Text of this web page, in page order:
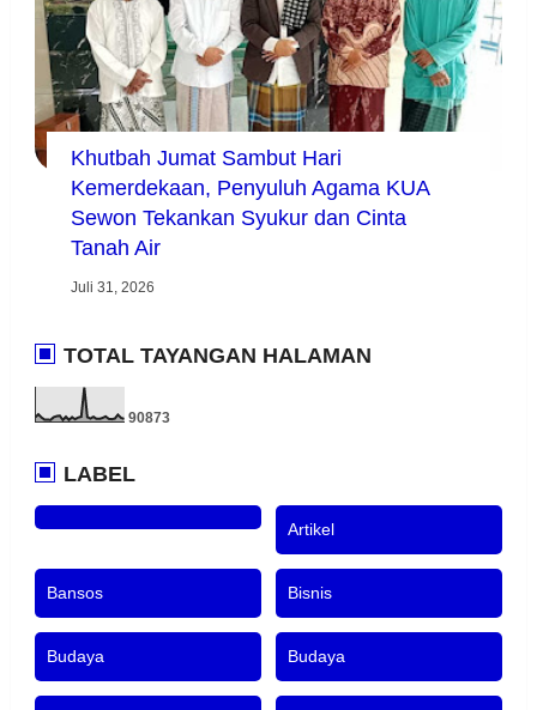
Khutbah Jumat Sambut Hari
Kemerdekaan, Penyuluh Agama KUA
Sewon Tekankan Syukur dan Cinta
Tanah Air
Juli 31, 2026
TOTAL TAYANGAN HALAMAN
90873
LABEL
Artikel
Bansos Bisnis
Budaya Budaya